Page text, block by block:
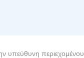
υπεύθυνη περιεχομένου